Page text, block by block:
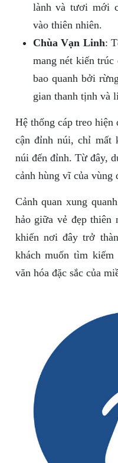
lành và tươi mới
vào thiên nhiên.
Chùa Vạn Linh:
mang nét kiến
bao quanh bởi
gian thanh tịnh và
Hệ thống cáp treo
cận đỉnh núi, chỉ mất
núi đến đỉnh. Từ đây,
cảnh hùng vĩ của vùng
Cảnh quan xung
hảo giữa vẻ đẹp thiên
khiến nơi đây trở
khách muốn tìm
văn hóa đặc sắc của